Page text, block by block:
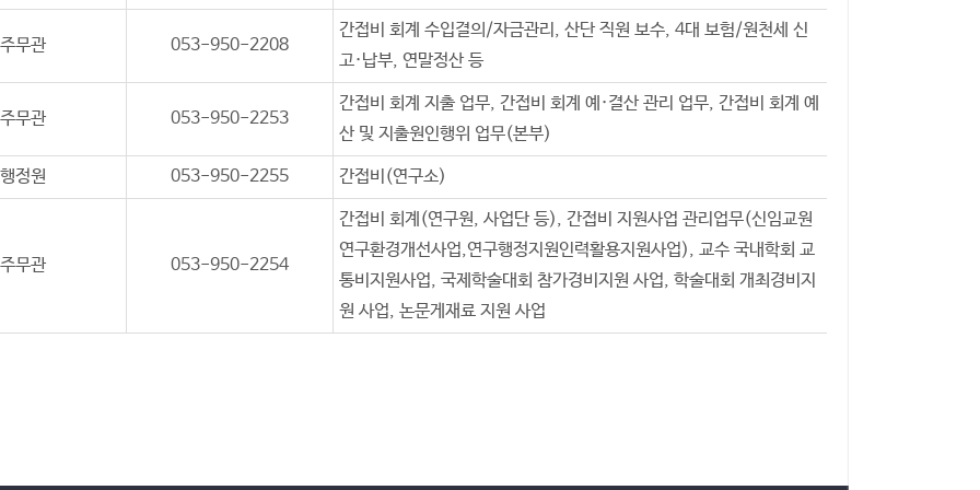
주무관 053-950-2208
간접비 회계 수입결의/자금관리, 산단 직원 보수, 4대 보험/원천세 신
고·납부, 연말정산 등
주무관 053-950-2253
간접비 회계 지출 업무, 간접비 회계 예·결산 관리 업무, 간접비 회계 예
산 및 지출원인행위 업무(본부)
행정원 053-950-2255 간접비(연구소)
주무관 053-950-2254
간접비 회계(연구원, 사업단 등), 간접비 지원사업 관리업무(신임교원
연구환경개선사업,연구행정지원인력활용지원사업), 교수 국내학회 교
통비지원사업, 국제학술대회 참가경비지원 사업, 학술대회 개최경비지
원 사업, 논문게재료 지원 사업